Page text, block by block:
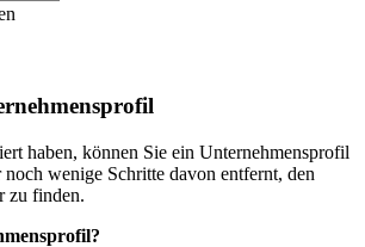
haben, können Sie ein Unternehmensprofil
noch wenige Schritte davon entfernt, den
zu finden.